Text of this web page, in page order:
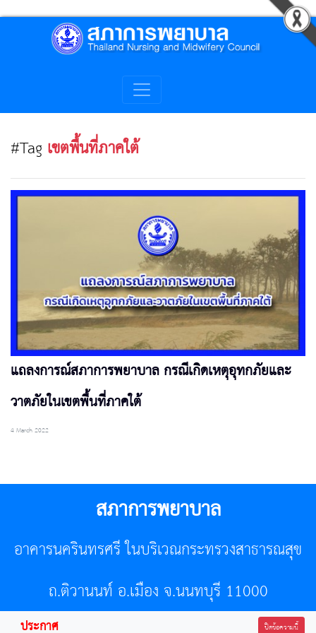
#Tag เขตพื้นที่ภาคใต้
แถลงการณ์สภาการพยาบาล กรณีเกิดเหตุอุทกภัยและ
วาตภัยในเขตพื้นที่ภาคใต้
4 March 2022
สภาการพยาบาล
อาคารนครินทรศรี ในบริเวณกระทรวงสาธารณสุข
ถ.ติวานนท์ อ.เมือง จ.นนทบุรี 11000
ประกาศ ปิดข้อความนี้